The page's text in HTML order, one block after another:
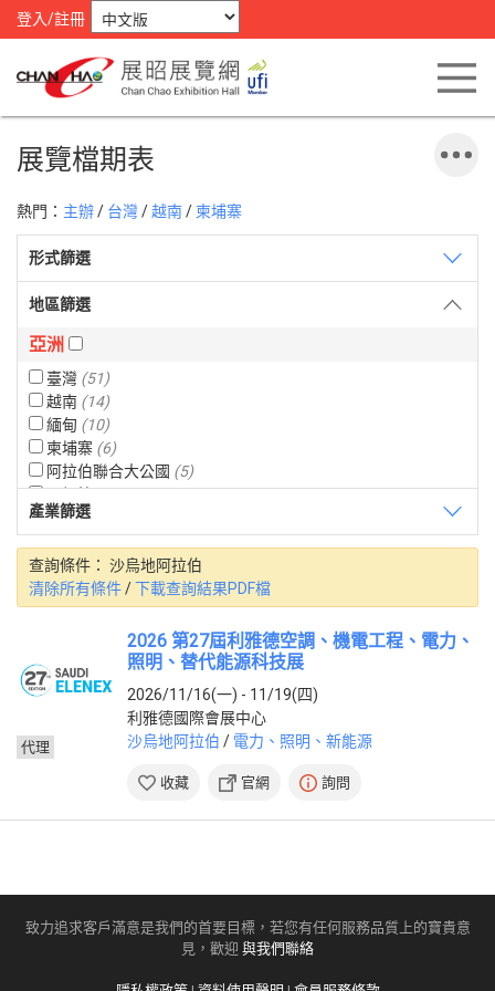
登入/註冊
展覽檔期表
熱門： 主辦/ 台灣/越南/ 柬埔寨
形式篩選
地區篩選
亞洲
臺灣 (51)
越南 (14)
緬甸 (10)
柬埔寨 (6)
阿拉伯聯合大公國 (5)
孟加拉(4)
土耳其
巴基斯坦(3)
印度(3)
中國(2)
泰國(2)
沙烏地阿拉伯
(1)
美洲
巴西(1)
希臘(3)
產業篩選
查詢條件： 沙烏地阿拉伯
清除所有條件/下載查詢結果PDF檔
代理
2026 第27屆利雅德空調、機電工程、電力、
照明、替代能源科技展
2026/11/16(一) - 11/19(四)
利雅德國際會展中心
沙烏地阿拉伯 / 電力、照明、新能源
收藏 官網 詢問
致力追求客戶滿意是我們的首要目標，若您有任何服務品質上的寶貴意
見，歡迎 與我們聯絡